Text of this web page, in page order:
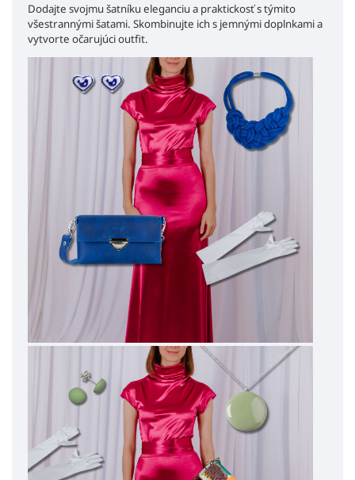
Dodajte svojmu šatníku eleganciu a praktickosť s týmito
všestrannými šatami. Skombinujte ich s jemnými doplnkami a
vytvorte očarujúci outfit.